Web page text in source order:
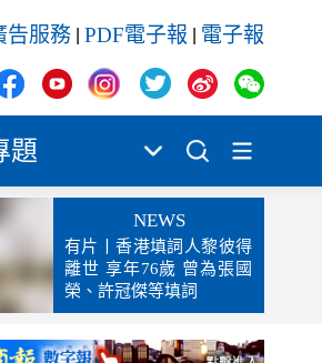
告服務 PDF電子報 電子報
題
NEWS
有片丨香港填詞人黎彼得
離世 享年76歲 曾為張國
榮、許冠傑等填詞